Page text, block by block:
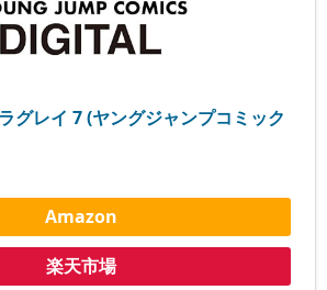
グレイ 7 (ヤングジャンプコミック
Amazon
楽天市場